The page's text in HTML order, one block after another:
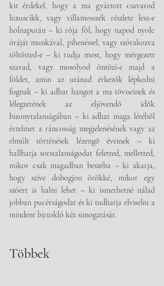
kit érdekel, hogy a ma gyártott csavarod
luxuscikk, vagy villamosszék részlete lesz-e
holnapután – ki rója föl, hogy napod nyolc
óráját munkával, pihenéssel, vagy szórakozva
töltötted-e – ki tudja most, hogy mérgezett
szavad, vagy mosolyod öntözi-e majd a
földet, amin az utánad érkezők lépkedni
fognak – ki adhat hangot a ma töviseinek és
lélegzetének az eljövendő idők
bizonytalanságában – ki adhat maga létéből
értelmet a ráncosság megjelenésének vagy az
elmúlt történések lézengő éveinek – ki
hallhatja sorstalanságodat feletted, melletted,
mikor csak magadban beszélsz – ki akarja,
hogy szíve dobogjon örökké, mikor egy
szóért is halni lehet – ki ismerhetné nálad
jobban pucérságodat és ki tudhatja elviselni a
mindent birtokló kéz simogatását.
Többek